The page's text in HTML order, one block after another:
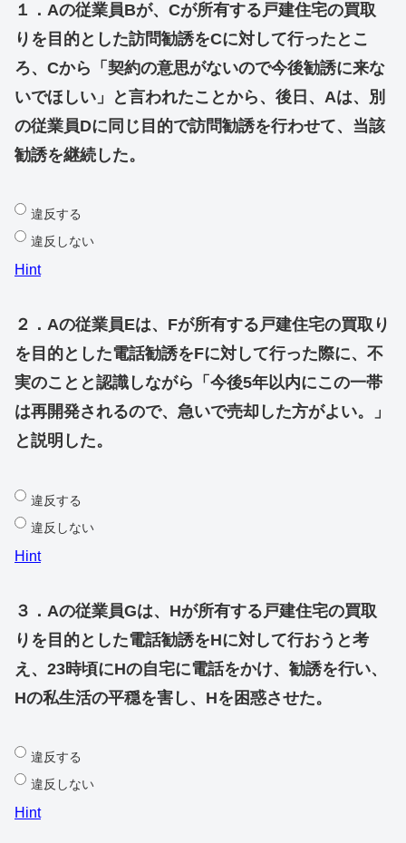
１．Aの従業員Bが、Cが所有する戸建住宅の買取
りを目的とした訪問勧誘をCに対して行ったとこ
ろ、Cから「契約の意思がないので今後勧誘に来な
いでほしい」と言われたことから、後日、Aは、別
の従業員Dに同じ目的で訪問勧誘を行わせて、当該
勧誘を継続した。
違反する
違反しない
Hint
２．Aの従業員Eは、Fが所有する戸建住宅の買取り
を目的とした電話勧誘をFに対して行った際に、不
実のことと認識しながら「今後5年以内にこの一帯
は再開発されるので、急いで売却した方がよい。」
と説明した。
違反する
違反しない
Hint
３．Aの従業員Gは、Hが所有する戸建住宅の買取
りを目的とした電話勧誘をHに対して行おうと考
え、23時頃にHの自宅に電話をかけ、勧誘を行い、
Hの私生活の平穏を害し、Hを困惑させた。
違反する
違反しない
Hint